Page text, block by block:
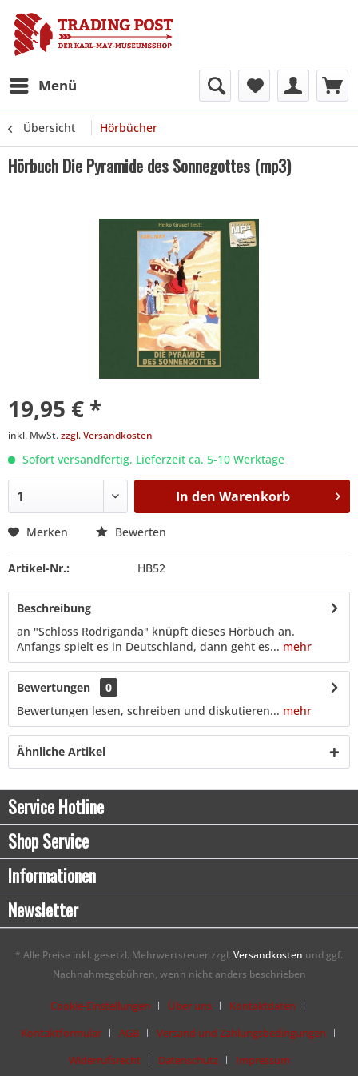
Menü
Übersicht Hörbücher
Hörbuch Die Pyramide des Sonnegottes (mp3)
19,95 € *
inkl. MwSt.zzgl. Versandkosten
Sofort versandfertig, Lieferzeit ca. 5-10 Werktage
In den Warenkorb
Merken Bewerten
Artikel-Nr.: HB52
Beschreibung
an "Schloss Rodriganda" knüpft dieses Hörbuch an.
Anfangs spielt es in Deutschland, dann geht es... mehr
Bewertungen
0
Bewertungen lesen, schreiben und diskutieren... mehr
Ähnliche Artikel
Service Hotline
Shop Service
Informationen
Newsletter
* Alle Preise inkl. gesetzl. Mehrwertsteuer zzgl. Versandkosten und ggf.
Nachnahmegebühren, wenn nicht anders beschrieben
Cookie-Einstellungen Über uns
Kontaktdaten
Kontaktformular
AGB
Versand und Zahlungsbedingungen
Widerrufsrecht
Datenschutz
Impressum